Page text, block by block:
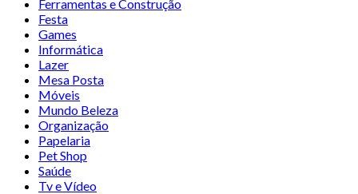
Ferramentas e Construção
Festa
Games
Informática
Lazer
Mesa Posta
Móveis
Mundo Beleza
Organização
Papelaria
Pet Shop
Saúde
Tv e Vídeo